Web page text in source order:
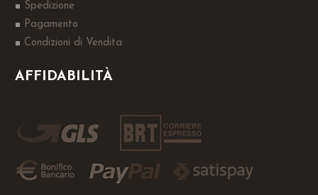
Spedizione
Pagamento
Condizioni di Vendita
AFFIDABILITÀ